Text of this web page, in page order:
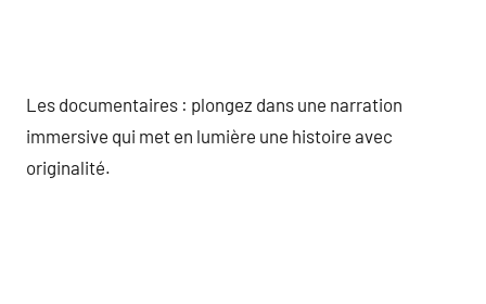
Les documentaires : plongez dans une narration
immersive qui met en lumière une histoire avec
originalité.